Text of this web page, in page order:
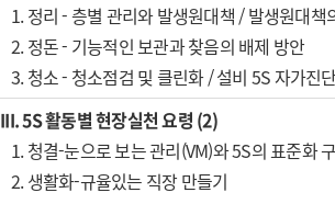
1. 정리 - 층별 관리와 발생원대책 / 발생원대책
2. 정돈 - 기능적인 보관과 찾음의 배제 방안
3. 청소 - 청소점검 및 클린화 / 설비 5S 자가진
III.5S활동별 현장실천 요령 (2)
1.청결-눈으로 보는 관리(VM)와5S의 표준화
2.생활화-규율있는 직장 만들기